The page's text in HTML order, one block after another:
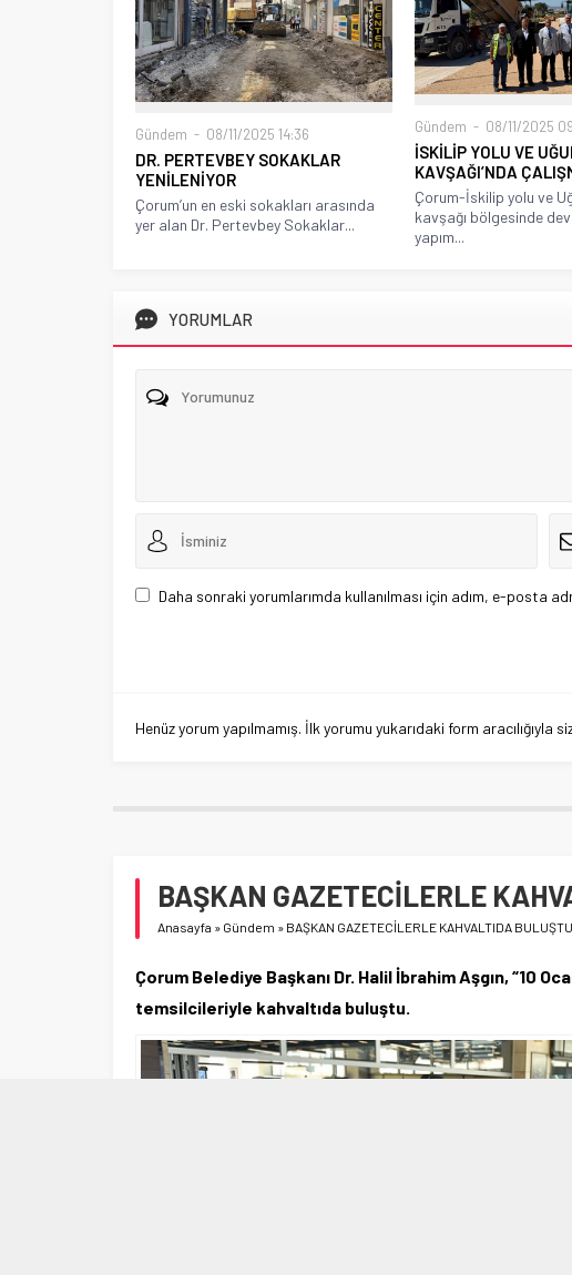
Gündem 08/11/2025 14:36
DR. PERTEVBEY SOKAKLAR
YENİLENİYOR
Çorum’un en eski sokakları arasında
yer alan Dr. Pertevbey Sokaklar...
Gündem 08/11/2025
İSKİLİP YOLU VE
KAVŞAĞI’NDA
Çorum-İskilip yolu ve
kavşağı bölgesinde
yapım...
YORUMLAR
Daha sonraki yorumlarımda kullanılması için adım, e-posta
Henüz yorum yapılmamış. İlk yorumu yukarıdaki form aracılığıyla
BAŞKAN GAZETECİLERLE
Anasayfa » Gündem » BAŞKAN GAZETECİLERLE KAHVALTIDA BULUŞTU
Çorum Belediye Başkanı Dr. Halil İbrahim Aşgın, “10
temsilcileriyle kahvaltıda buluştu.